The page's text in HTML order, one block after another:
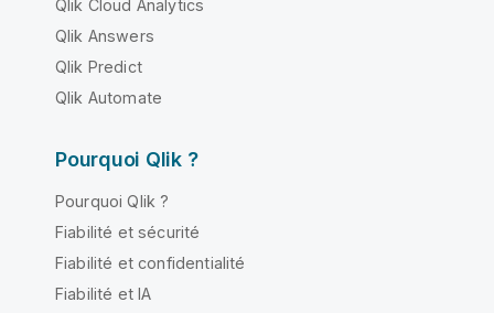
Qlik Cloud Analytics
Qlik Answers
Qlik Predict
Qlik Automate
Pourquoi Qlik ?
Pourquoi Qlik ?
Fiabilité et sécurité
Fiabilité et confidentialité
Fiabilité et IA